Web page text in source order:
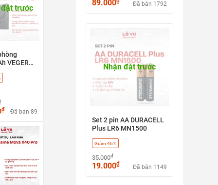
gọn, màn hình
giúp xem giờ
trước
VEGER
có
find
₫ Đã bán 89
thế, lực hút 6000pa
89.000 Đã bán 1792
Nhận đặt trước
Set 2 pin AA DURACELL
Plus LR6 MN1500
Giảm 46%
35.000₫
19.000₫ Đã bán 1149